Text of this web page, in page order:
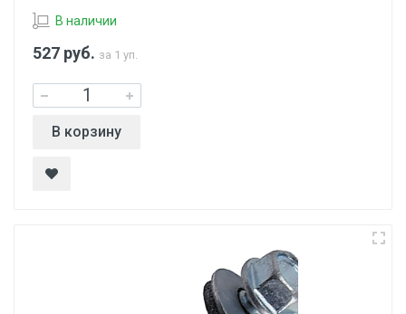
В наличии
527 руб. за 1 уп.
В корзину